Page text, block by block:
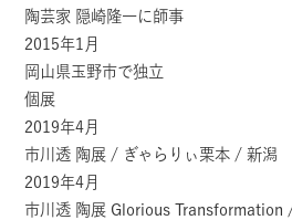
陶芸家 隠崎隆一に師事
2015年1月
岡山県玉野市で独立
個展
2019年4月
市川透 陶展 / ぎゃらりぃ栗本 / 新潟
2019年4月
市川透 陶展 Glorious